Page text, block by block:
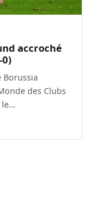
accroché
Borussia
des Clubs
le…